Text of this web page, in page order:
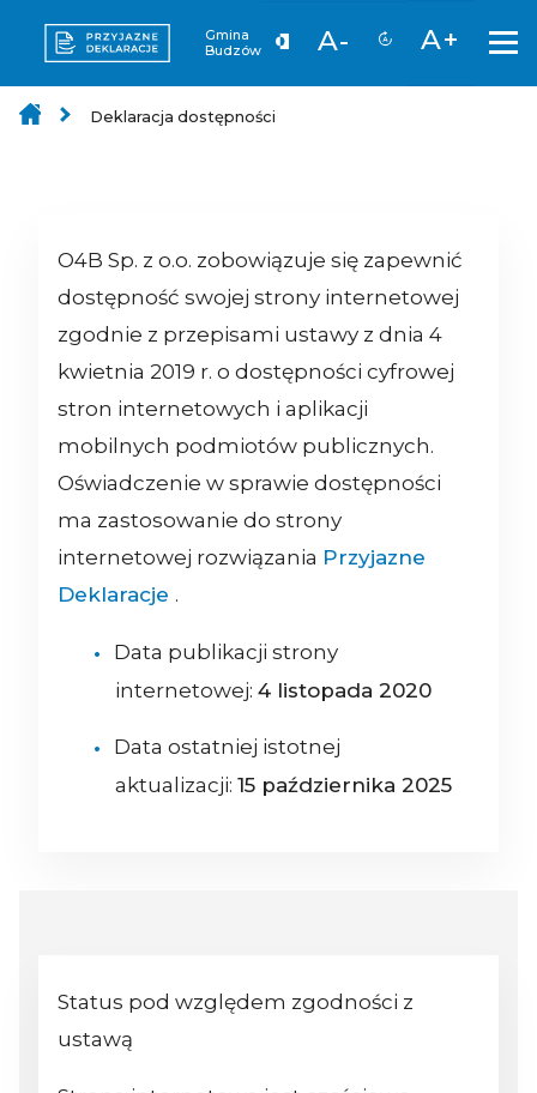
Gmina
Budzów
A- A+
Deklaracja dostępności
O4B Sp. z o.o. zobowiązuje się zapewnić
dostępność swojej strony internetowej
zgodnie z przepisami ustawy z dnia 4
kwietnia 2019 r. o dostępności cyfrowej
stron internetowych i aplikacji
mobilnych podmiotów publicznych.
Oświadczenie w sprawie dostępności
ma zastosowanie do strony
internetowej rozwiązania Przyjazne
Deklaracje .
Data publikacji strony
internetowej: 4 listopada 2020
Data ostatniej istotnej
aktualizacji: 15 października 2025
Status pod względem zgodności z
ustawą